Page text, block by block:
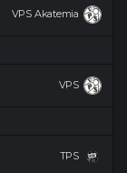
VPS Akatemia
VPS
TPS